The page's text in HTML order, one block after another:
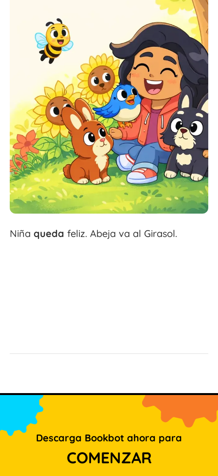
Niña queda feliz. Abeja va al Girasol.
Descarga Bookbot ahora para
COMENZAR